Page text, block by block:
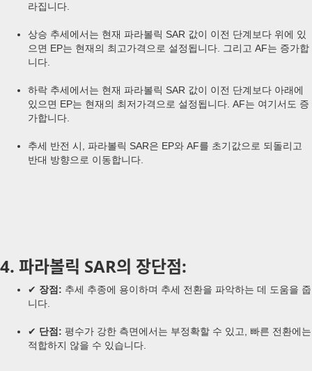
라집니다.
상승 추세에서는 현재 파라볼릭 SAR 값이 이전 단계보다 위에 있
으면 EP는 현재의 최고가격으로 설정됩니다. 그리고 AF는 증가합
니다.
하락 추세에서는 현재 파라볼릭 SAR 값이 이전 단계보다 아래에
있으면 EP는 현재의 최저가격으로 설정됩니다. AF는 여기서도 증
가합니다.
추세 반전 시, 파라볼릭 SAR은 EP와 AF를 초기값으로 되돌리고
반대 방향으로 이동합니다.
4. 파라볼릭 SAR의 장단점:
✔ 장점: 추세 추종에 용이하며 추세 전환을 파악하는 데 도움을 줍
니다.
✔ 단점: 평수가 강한 측면에서는 부정확할 수 있고, 빠른 전환에는
적합하지 않을 수 있습니다.